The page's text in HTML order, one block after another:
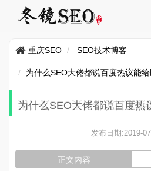
重庆SEO SEO技术博客
为什么SEO大佬都说百度热议能
发布日期:2019-
正文内容